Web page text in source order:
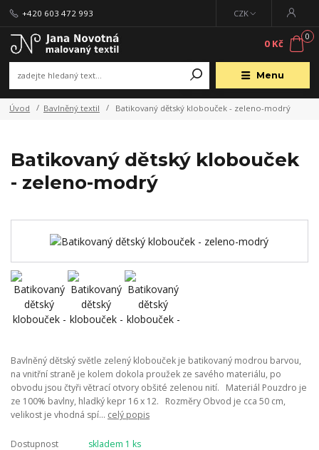
Menu
CZK
+420 603 472 993
0
0 Kč
Úvod Bavlněný textil Batikovaný dětský klobouček - zeleno-modrý
Batikovaný dětský klobouček
- zeleno-modrý
Bavlněný dětský světle zelený klobouček je batikovaný modrou barvou,
na vnitřní straně je kolem dokola proužek ze savého materiálu, po
obvodu jsou čtyři větrací otvory obšité zelenou nití. Materiál Pouzdro je
ze 100% bavlny, hladký kepr 16 x 12. Rozměry Obvod je cca 50 cm,
velikost je vhodná spí... celý popis
Dostupnost skladem 1 ks